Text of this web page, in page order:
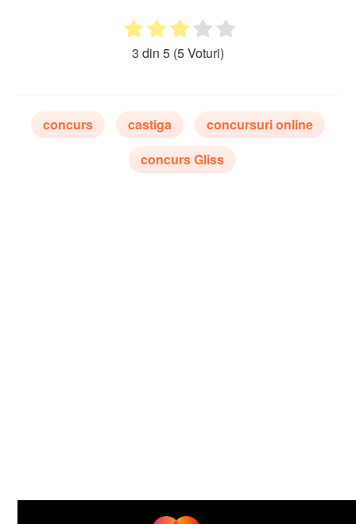
3 din 5(5 Voturi)
concurs castiga
concursuri online
concurs Gliss